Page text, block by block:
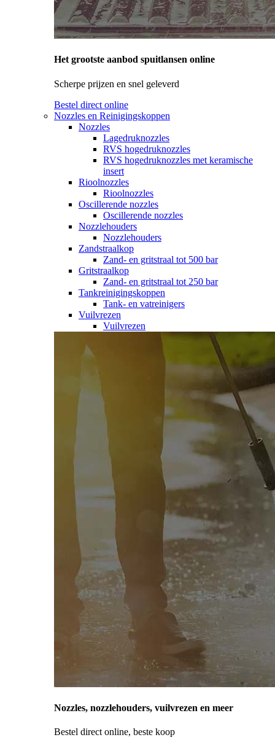
Het grootste aanbod spuitlansen online
Scherpe prijzen en snel geleverd
Bestel direct online
Nozzles en Reinigingskoppen
Nozzles
Lagedruknozzles
RVS hogedruknozzles
RVS hogedruknozzles met keramische
insert
Rioolnozzles
Rioolnozzles
Oscillerende nozzles
Oscillerende nozzles
Nozzlehouders
Nozzlehouders
Zandstraalkop
Zand- en gritstraal tot 500 bar
Gritstraalkop
Zand- en gritstraal tot 250 bar
Tankreinigingskoppen
Tank- en vatreinigers
Vuilvrezen
Vuilvrezen
Nozzles, nozzlehouders, vuilvrezen en meer
Bestel direct online, beste koop